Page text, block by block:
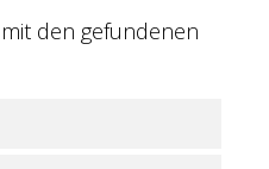
den gefundenen